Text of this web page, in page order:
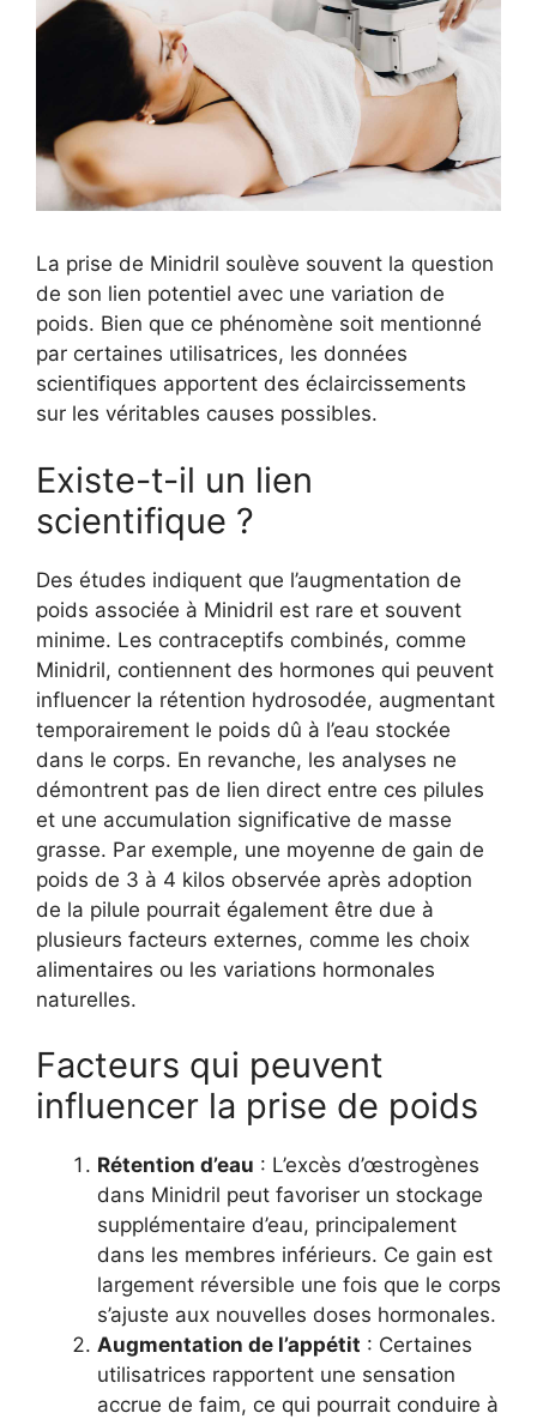
La prise de Minidril soulève souvent la question
de son lien potentiel avec une variation de
poids. Bien que ce phénomène soit mentionné
par certaines utilisatrices, les données
scientifiques apportent des éclaircissements
sur les véritables causes possibles.
Existe-t-il un lien
scientifique ?
Des études indiquent que l’augmentation de
poids associée à Minidril est rare et souvent
minime. Les contraceptifs combinés, comme
Minidril, contiennent des hormones qui peuvent
influencer la rétention hydrosodée, augmentant
temporairement le poids dû à l’eau stockée
dans le corps. En revanche, les analyses ne
démontrent pas de lien direct entre ces pilules
et une accumulation significative de masse
grasse. Par exemple, une moyenne de gain de
poids de 3 à 4 kilos observée après adoption
de la pilule pourrait également être due à
plusieurs facteurs externes, comme les choix
alimentaires ou les variations hormonales
naturelles.
Facteurs qui peuvent
influencer la prise de poids
Rétention d’eau : L’excès d’œstrogènes
dans Minidril peut favoriser un stockage
supplémentaire d’eau, principalement
dans les membres inférieurs. Ce gain est
largement réversible une fois que le corps
s’ajuste aux nouvelles doses hormonales.
Augmentation de l’appétit : Certaines
utilisatrices rapportent une sensation
accrue de faim, ce qui pourrait conduire à